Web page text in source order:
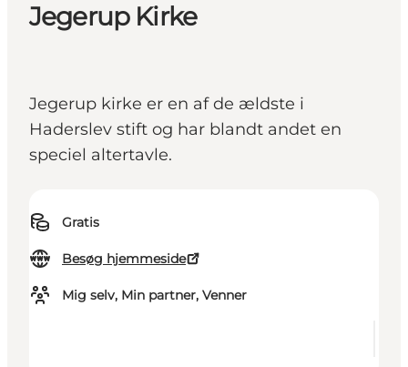
Jegerup Kirke
Jegerup kirke er en af de ældste i
Haderslev stift og har blandt andet en
speciel altertavle.
Gratis
Besøg hjemmeside
Mig selv, Min partner, Venner